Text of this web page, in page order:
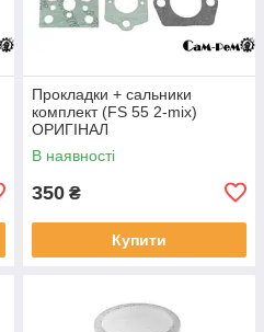
Прокладки + сальники
комплект (FS 55 2-mix)
ОРИГІНАЛ
В наявності
350 ₴
Купити